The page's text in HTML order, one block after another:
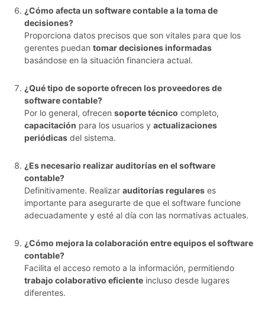
¿Cómo afecta un software contable a la toma de
decisiones?
Proporciona datos precisos que son vitales para que los
gerentes puedan tomar decisiones informadas
basándose en la situación financiera actual.
¿Qué tipo de soporte ofrecen los proveedores de
software contable?
Por lo general, ofrecen soporte técnico completo,
capacitación para los usuarios y actualizaciones
periódicas del sistema.
¿Es necesario realizar auditorías en el software
contable?
Definitivamente. Realizar auditorías regulares es
importante para asegurarte de que el software funcione
adecuadamente y esté al día con las normativas actuales.
¿Cómo mejora la colaboración entre equipos el software
contable?
Facilita el acceso remoto a la información, permitiendo
trabajo colaborativo eficiente incluso desde lugares
diferentes.